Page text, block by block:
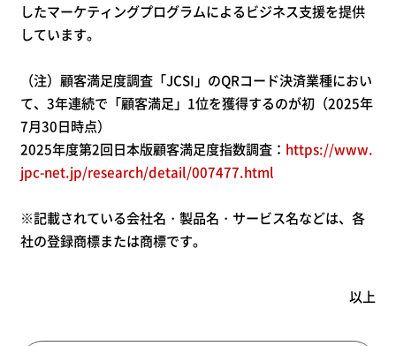
したマーケティングプログラムによるビジネス支援を提供
しています。
（注）顧客満足度調査「JCSI」のQRコード決済業種におい
て、3年連続で「顧客満足」1位を獲得するのが初（2025年
7月30日時点）
2025年度第2回日本版顧客満足度指数調査： https://www.
jpc-net.jp/research/detail/007477.html
※記載されている会社名・製品名・サービス名などは、各
社の登録商標または商標です。
以上